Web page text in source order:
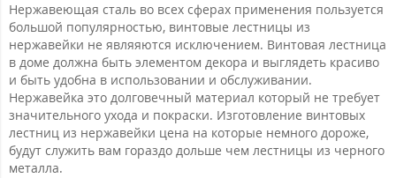
Нержавеющая сталь во всех сферах применения пользуется
большой популярностью, винтовые лестницы из
нержавейки не являяются исключением. Винтовая лестница
в доме должна быть элементом декора и выглядеть красиво
и быть удобна в использовании и обслуживании.
Нержавейка это долговечный материал который не требует
значительного ухода и покраски. Изготовление винтовых
лестниц из нержавейки цена на которые немного дороже,
будут служить вам гораздо дольше чем лестницы из черного
металла.